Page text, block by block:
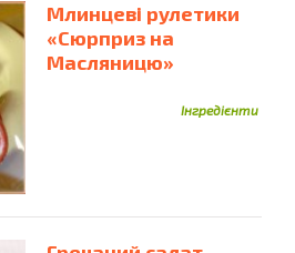
Млинцеві рулетики
«Сюрприз на
Масляницю»
Інгредієнти